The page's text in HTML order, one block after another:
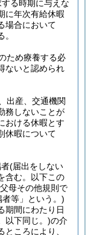
る時期に与えな
に年次有給休暇
場合において
ため療養する必
ないと認められ
出産、交通機関
務しないことが
おける休暇とす
休暇について
(届出をしない
含む。以下この
母その他規則で
等」という。)
期間にわたり日
以下同じ。)の介
ころにより、